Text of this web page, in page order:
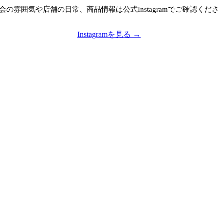
の雰囲気や店舗の日常、商品情報は公式Instagramでご確認くだ
Instagramを見る →